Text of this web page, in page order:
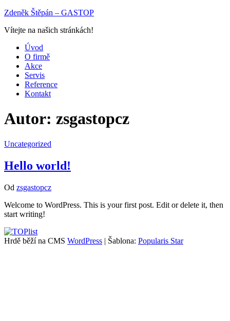
Přeskočit
obsah
Zdeněk Štěpán – GASTOP
Vítejte na našich stránkách!
Úvod
O firmě
Akce
Servis
Reference
Kontakt
Autor: zsgastopcz
Uncategorized
Hello world!
Od zsgastopcz
Welcome to WordPress. This is your first post. Edit or delete it, then
start writing!
Hrdě běží na CMS WordPress | Šablona: Popularis Star